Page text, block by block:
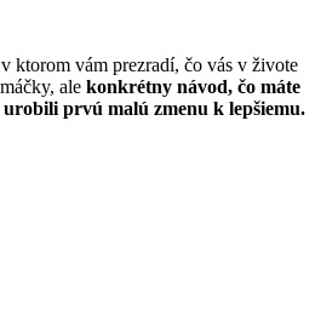
ktorom vám prezradí, čo vás v živote
ale konkrétny návod, čo máte
prvú malú zmenu k lepšiemu.